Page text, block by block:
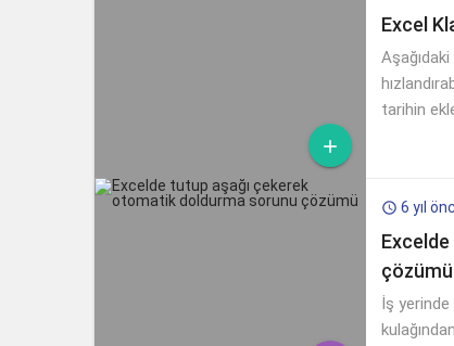

Excel
Aşağıdaki
tarihin
 6 yıl
çözümü
İş yerinde